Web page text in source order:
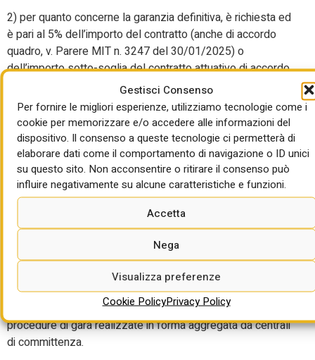
Gestisci Consenso
Per fornire le migliori esperienze, utilizziamo tecnologie come i
cookie per memorizzare e/o accedere alle informazioni del
dispositivo. Il consenso a queste tecnologie ci permetterà di
elaborare dati come il comportamento di navigazione o ID unici
su questo sito. Non acconsentire o ritirare il consenso può
influire negativamente su alcune caratteristiche e funzioni.
Accetta
Nega
Visualizza preferenze
Cookie PolicyPrivacy Policy
2) per quanto concerne la garanzia definitiva, è richiesta ed
è pari al 5% dell’importo del contratto (anche di accordo
quadro, v. Parere MIT n. 3247 del 30/01/2025) o
dell’importo sotto-soglia del contratto attuativo di accordo
quadro, senza applicazione di alcuna riduzione o aumento.
Resta ferma la facoltà, in casi debitamente motivati, di non
richiederla.
Quali garanzie nel sopra-soglia?
1) Per quanto concerne la garanzia provvisoria, ai sensi
dell’art. 106 del codice, essa è:
– pari al 2% del valore complessivo dell’appalto, salva la
possibilità per la stazione appaltante di ridurla fino all’1%
oppure di incrementarla fino al 4%, motivatamente in
relazione alla natura delle prestazioni oggetto
dell’affidamento e al grado di rischio ad esso connesso;
– fissata nel bando o nell’invito nella misura massima del
2% del valore complessivo della procedura, in caso di
procedure di gara realizzate in forma aggregata da centrali
di committenza.